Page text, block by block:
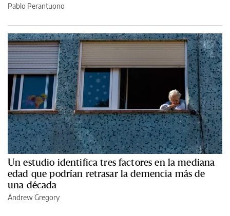
Pablo Perantuono
Un estudio identifica tres factores en la mediana
edad que podrían retrasar la demencia más de
una década
Andrew Gregory